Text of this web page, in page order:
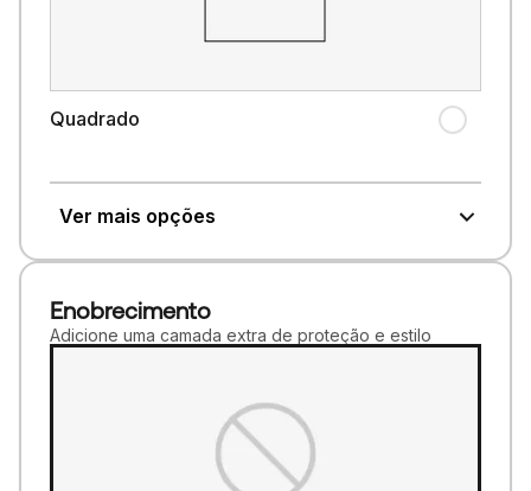
Quadrado
Ver mais opções
Enobrecimento
Adicione uma camada extra de proteção e estilo